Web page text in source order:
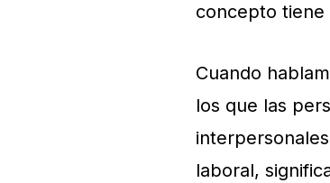
concepto tiene
Cuando
los que las
laboral,